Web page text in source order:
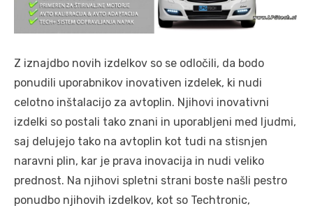
Z iznajdbo novih izdelkov so se odločili, da bodo
ponudili uporabnikov inovativen izdelek, ki nudi
celotno inštalacijo za avtoplin. Njihovi inovativni
izdelki so postali tako znani in uporabljeni med ljudmi,
saj delujejo tako na avtoplin kot tudi na stisnjen
naravni plin, kar je prava inovacija in nudi veliko
prednost. Na njihovi spletni strani boste našli pestro
ponudbo njihovih izdelkov, kot so Techtronic,